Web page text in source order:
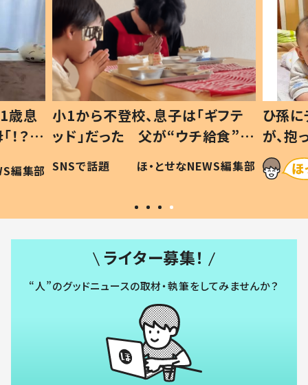
歳息
？」
編集部
小1から不登校、息子は「ギフテ
ッド」だった 父が“ウチ給食”を
作り続ける理由とは #令和の親
#令和の子
SNSで話題 ほ・とせなNEWS編集部
ひ孫
が、
「涙が
い」
ライター募集！
“人”のグッドニュースの取材・執筆をしてみませんか？